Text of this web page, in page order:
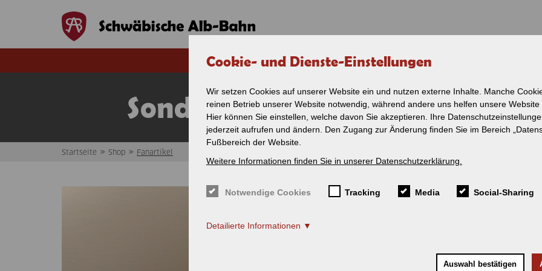
Cookie- und Dienste-Einstellungen
Wir setzen Cookies auf unserer Website ein und nutzen externe Inhalte. Manche
reinen Betrieb unserer Website notwendig, während andere uns helfen unsere
Hier können Sie einstellen, welche davon Sie akzeptieren. Ihre
jederzeit aufrufen und ändern. Den Zugang zur Änderung finden Sie im Bereich
Fußbereich der Website.
Weitere Informationen finden Sie in unserer Datenschutzerklärung.
Notwendige Cookies Tracking Media Social-Sharing
Detailierte Informationen
Auswahl bestätigen
VERKEHR
Ein-Blick-Fahrplan
2026
Fahrplan - Lokalbahn
Ist mein Zug
Schienenersatzverkehr
Service / Reisedienst
NOSTALGIE
Leistungen im
Ist mein Zug pünktlich?
Fahrt suchen
Tourismus rund um
Fahrradmitnahme
Sondermodell SAB MB O
Startseite » Shop » Fanartikel
Kategorie:
37,50 €